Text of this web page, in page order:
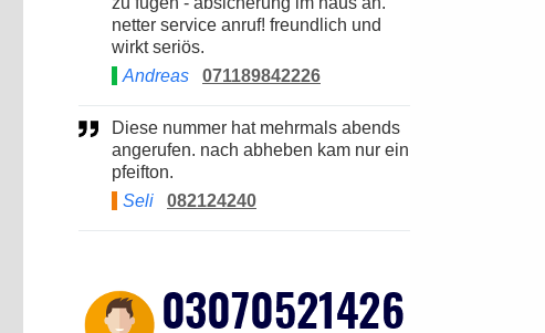
netter service anruf! freundlich und
wirkt seriös.
Andreas
071189842226
Diese nummer hat mehrmals abends
angerufen. nach abheben kam nur ein
pfeifton.
Seli
082124240